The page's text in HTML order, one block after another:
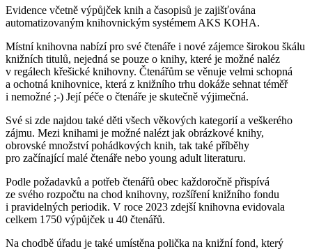
Evidence včetně výpůjček knih a časopisů je zajišťována
automatizovaným knihovnickým systémem AKS KOHA.
Místní knihovna nabízí pro své čtenáře i nové zájemce širokou škálu
knižních titulů, nejedná se pouze o knihy, které je možné naléz
v regálech křešické knihovny. Čtenářům se věnuje velmi schopná
a ochotná knihovnice, která z knižního trhu dokáže sehnat téměř
i nemožné ;-) Její péče o čtenáře je skutečně výjimečná.
Své si zde najdou také děti všech věkových kategorií a veškerého
zájmu. Mezi knihami je možné nalézt jak obrázkové knihy,
obrovské množství pohádkových knih, tak také příběhy
pro začínající malé čtenáře nebo young adult literaturu.
Podle požadavků a potřeb čtenářů obec každoročně přispívá
ze svého rozpočtu na chod knihovny, rozšíření knižního fondu
i pravidelných periodik. V roce 2023 zdejší knihovna evidovala
celkem 1750 výpůjček u 40 čtenářů.
Na chodbě úřadu je také umístěna polička na knižní fond, který